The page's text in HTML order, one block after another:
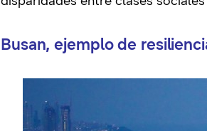
Busan, ejemplo de